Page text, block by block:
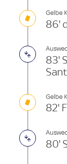
Gelbe
86'
83'
Gelbe
82'
80'